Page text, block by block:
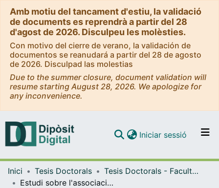
Amb motiu del tancament d'estiu, la validació
de documents es reprendrà a partir del 28
d'agost de 2026. Disculpeu les molèsties.
Con motivo del cierre de verano, la validación de
documentos se reanudará a partir del 28 de agosto
de 2026. Disculpad las molestias
Due to the summer closure, document validation will
resume starting August 28, 2026. We apologize for
any inconvenience.
Navega per tot el DD
Iniciar sessió (current)
Inici Tesis Doctorals
Tesis Doctorals - Facultat - Medicina
Estudi sobre l'associació de l'índex de postura del peu amb el pic ponderat de pressió plantar en la fase de recolzament de la marxa